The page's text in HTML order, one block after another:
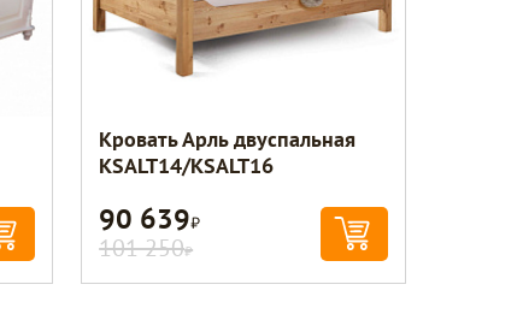
Кровать Арль двуспальная
KSALT14/KSALT16
90 639Р
101 250Р